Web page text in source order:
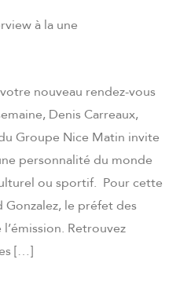
à la une
votre nouveau rendez-vous
Denis Carreaux,
Groupe Nice Matin invite
personnalité du monde
ou sportif. Pour cette
le préfet des
Retrouvez
[…]